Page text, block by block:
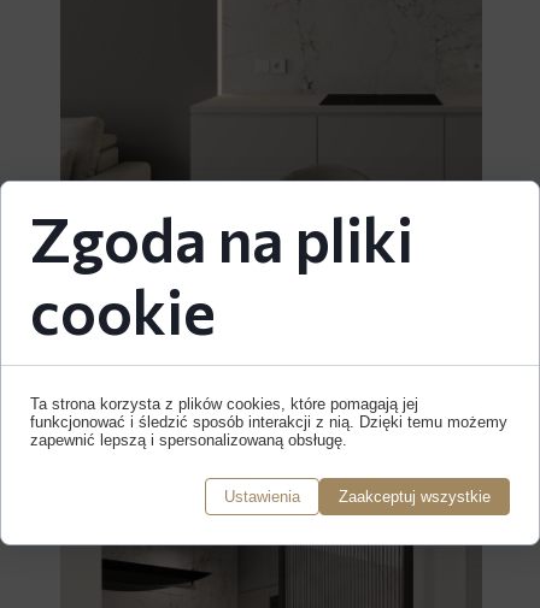
Zgoda na pliki
cookie
Ta strona korzysta z plików cookies, które pomagają jej
funkcjonować i śledzić sposób interakcji z nią. Dzięki temu możemy
zapewnić lepszą i spersonalizowaną obsługę.
Ustawienia Zaakceptuj wszystkie